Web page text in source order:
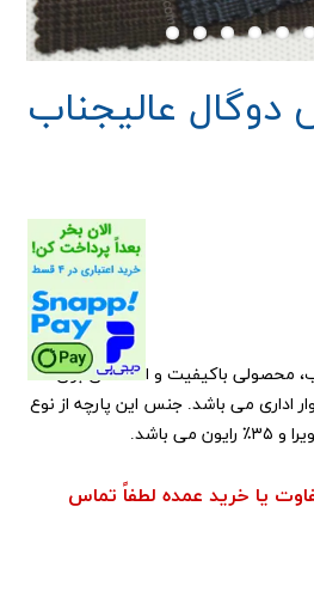
عالیجناب
محصولی باکیفیت و اقتصادی برای
اداری می باشد. جنس این پارچه از نوع
یا خرید عمده لطفاً تماس